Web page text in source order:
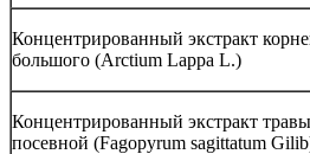
Концентрированный экстракт
большого (Arctium Lappa L.)
Концентрированный экстракт
посевной (Fagopyrum sagittatum